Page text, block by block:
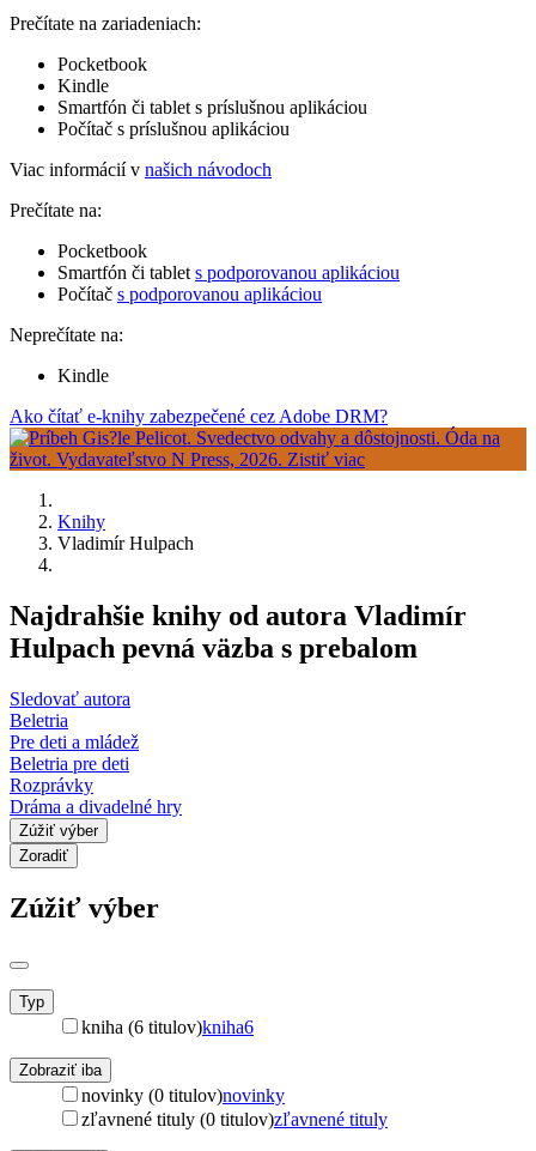
Prečítate na zariadeniach:
Pocketbook
Kindle
Smartfón či tablet s príslušnou aplikáciou
Počítač s príslušnou aplikáciou
Viac informácií v našich návodoch
Prečítate na:
Pocketbook
Smartfón či tablet s podporovanou aplikáciou
Počítač s podporovanou aplikáciou
Neprečítate na:
Kindle
Ako čítať e-knihy zabezpečené cez Adobe DRM?
Knihy
Vladimír Hulpach
Najdrahšie knihy od autora Vladimír
Hulpach pevná väzba s prebalom
Sledovať autora
Beletria
Pre deti a mládež
Beletria pre deti
Rozprávky
Dráma a divadelné hry
Zúžiť výber
Zoradiť
Zúžiť výber
Typ
kniha (6 titulov)kniha6
Zobraziť iba
novinky (0 titulov)novinky
zľavnené tituly (0 titulov)zľavnené tituly